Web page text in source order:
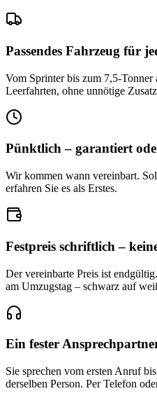
Passendes Fahrzeug für
Vom Sprinter bis zum 7,5-Tonner
Leerfahrten, ohne unnötige
Pünktlich – garantiert
Wir kommen wann vereinbart.
erfahren Sie es als Erstes.
Festpreis schriftlich –
Der vereinbarte Preis ist
am Umzugstag – schwarz auf
Ein fester
Sie sprechen vom ersten Anruf
derselben Person. Per Telefon